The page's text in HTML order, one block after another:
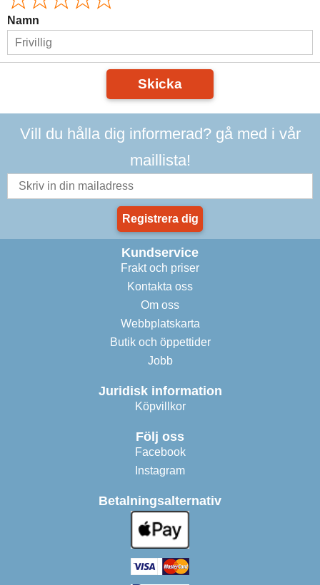
Namn
Skicka
Vill du hålla dig informerad? gå med i vår
maillista!
Registrera dig
Kundservice
Frakt och priser
Kontakta oss
Om oss
Webbplatskarta
Butik och öppettider
Jobb
Juridisk information
Köpvillkor
Följ oss
Facebook
Instagram
Betalningsalternativ